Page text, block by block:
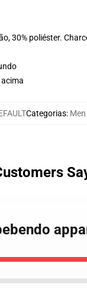
30% poliéster.
Categorias: